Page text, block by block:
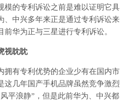
模的专利诉讼之前是难以证明它具
、中兴多年来正是通过专利诉讼来
华为正与三星进行专利诉讼。
视眈眈
拥有专利优势的企业少有在国内市
这几年国产手机品牌虽然竞争激烈
平浪静”，但是此前华为、中兴都